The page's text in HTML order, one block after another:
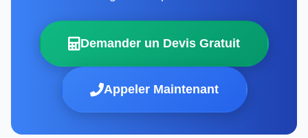
Demander un Devis Gratuit
Appeler Maintenant